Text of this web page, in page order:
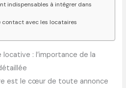
indispensables à intégrer dans
avec les locataires
locative : l’importance de la
est le cœur de toute annonce